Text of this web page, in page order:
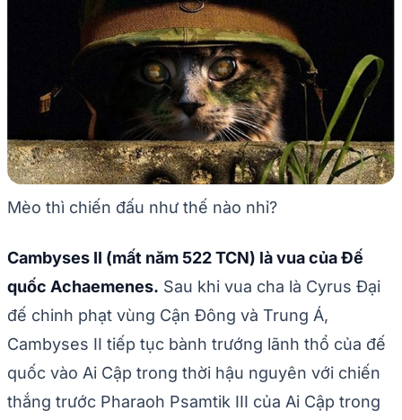
Mèo thì chiến đấu như thế nào nhỉ?
Cambyses II (mất năm 522 TCN) là vua của Đế
quốc Achaemenes. Sau khi vua cha là Cyrus Đại
đế chinh phạt vùng Cận Đông và Trung Á,
Cambyses II tiếp tục bành trướng lãnh thổ của đế
quốc vào Ai Cập trong thời hậu nguyên với chiến
thắng trước Pharaoh Psamtik III của Ai Cập trong